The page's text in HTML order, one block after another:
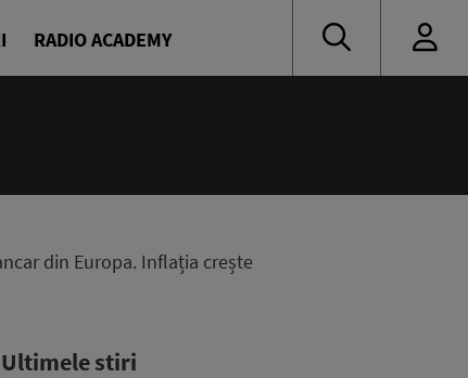
RADIO ACADEMY
din Europa. Inflația crește
Ultimele stiri